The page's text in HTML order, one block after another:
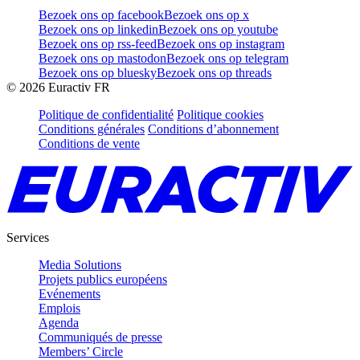
Bezoek ons op facebookBezoek ons op x
Bezoek ons op linkedinBezoek ons op youtube
Bezoek ons op rss-feedBezoek ons op instagram
Bezoek ons op mastodonBezoek ons op telegram
Bezoek ons op blueskyBezoek ons op threads
© 2026 Euractiv FR
Politique de confidentialité Politique cookies
Conditions générales Conditions d’abonnement
Conditions de vente
Services
Media Solutions
Projets publics européens
Evénements
Emplois
Agenda
Communiqués de presse
Members’ Circle